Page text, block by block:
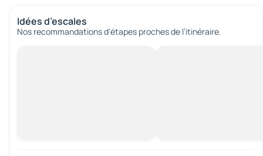
Idées d’escales
Nos recommandations d'étapes proches de l’itinéraire.